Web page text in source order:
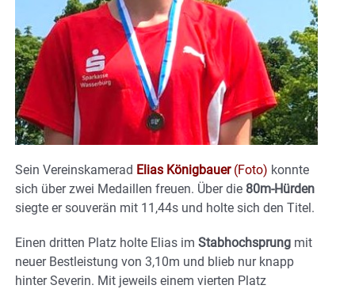
Sein Vereinskamerad Elias Königbauer(Foto) konnte
sich über zwei Medaillen freuen. Über die 80m-Hürden
siegte er souverän mit 11,44s und holte sich den Titel.
Einen dritten Platz holte Elias im Stabhochsprung mit
neuer Bestleistung von 3,10m und blieb nur knapp
hinter Severin. Mit jeweils einem vierten Platz